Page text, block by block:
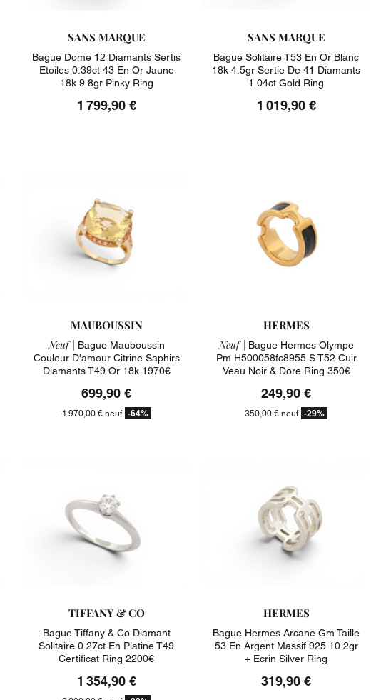
SANS MARQUE
Bague Dome 12 Diamants Sertis
Etoiles 0.39ct 43 En Or Jaune
18k 9.8gr Pinky Ring
1 799,90 €
SANS MARQUE
Bague Solitaire T53 En Or Blanc
18k 4.5gr Sertie De 41 Diamants
1.04ct Gold Ring
1 019,90 €
MAUBOUSSIN
Neuf | Bague Mauboussin
Couleur D'amour Citrine Saphirs
Diamants T49 Or 18k 1970€
699,90 €
1 970,00 €neuf -64%
HERMES
Neuf | Bague Hermes Olympe
Pm H500058fc8955 S T52 Cuir
Veau Noir & Dore Ring 350€
249,90 €
350,00 € neuf -29%
TIFFANY & CO
Bague Tiffany & Co Diamant
Solitaire 0.27ct En Platine T49
Certificat Ring 2200€
1 354,90 €
HERMES
Bague Hermes Arcane Gm Taille
53 En Argent Massif 925 10.2gr
+ Ecrin Silver Ring
319,90 €